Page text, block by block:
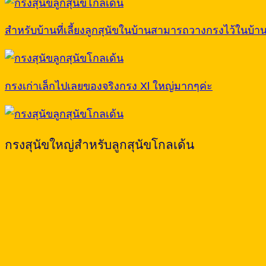
สำหรับบ้านที่เลี้ยงลูกสุนัขในบ้านสามารถวางกรงไว้ในบ้
กรงเก่าเล็กไปเลยของจริงกรง Xl ใหญ่มากๆค่ะ
กรงสุนัขใหญ่สำหรับลูกสุนัขโกลเด้น